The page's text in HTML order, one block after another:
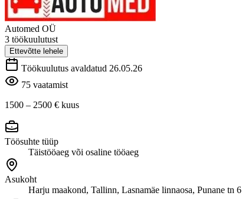
Automed OÜ
3 töökuulutust
Ettevõtte lehele
Töökuulutus avaldatud 26.05.26
75 vaatamist
1500 – 2500 € kuus
Töösuhte tüüp
Täistööaeg või osaline tööaeg
Asukoht
Harju maakond, Tallinn, Lasnamäe linnaosa, Punane tn 6